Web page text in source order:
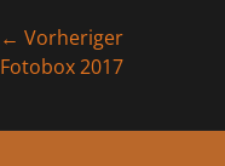
← Vorheriger
Vorheriger
Fotobox 2017